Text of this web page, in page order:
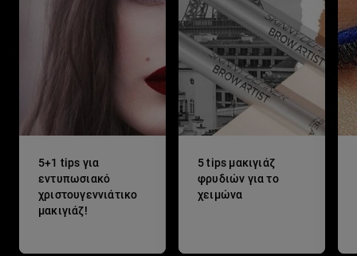
5+1 tips για
εντυπωσιακό
χριστουγεννιάτικο
μακιγιάζ!
5 tips μακιγιάζ
φρυδιών για το
χειμώνα